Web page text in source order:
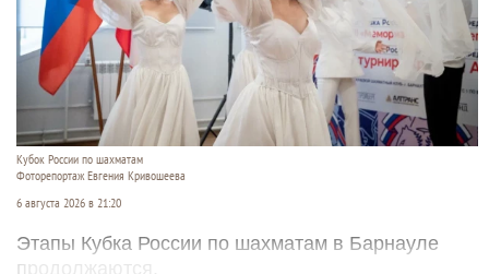
Кубок России по шахматам
Фоторепортаж Евгения Кривошеева
6 августа 2026 в 21:20
Этапы Кубка России по шахматам в Барнауле
продолжаются.